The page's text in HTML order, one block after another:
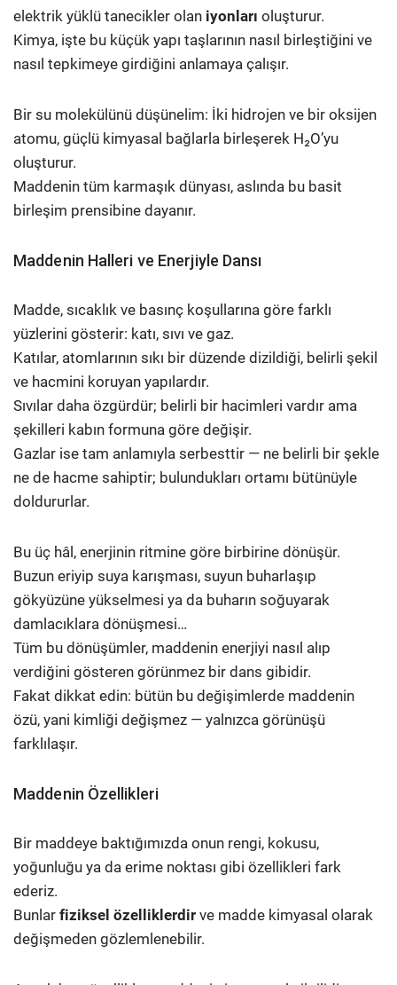
elektrik yüklü tanecikler olan iyonları oluşturur.
Kimya, işte bu küçük yapı taşlarının nasıl birleştiğini ve
nasıl tepkimeye girdiğini anlamaya çalışır.
Bir su molekülünü düşünelim: İki hidrojen ve bir oksijen
atomu, güçlü kimyasal bağlarla birleşerek H₂O’yu
oluşturur.
Maddenin tüm karmaşık dünyası, aslında bu basit
birleşim prensibine dayanır.
Maddenin Halleri ve Enerjiyle Dansı
Madde, sıcaklık ve basınç koşullarına göre farklı
yüzlerini gösterir: katı, sıvı ve gaz.
Katılar, atomlarının sıkı bir düzende dizildiği, belirli şekil
ve hacmini koruyan yapılardır.
Sıvılar daha özgürdür; belirli bir hacimleri vardır ama
şekilleri kabın formuna göre değişir.
Gazlar ise tam anlamıyla serbesttir — ne belirli bir şekle
ne de hacme sahiptir; bulundukları ortamı bütünüyle
doldururlar.
Bu üç hâl, enerjinin ritmine göre birbirine dönüşür.
Buzun eriyip suya karışması, suyun buharlaşıp
gökyüzüne yükselmesi ya da buharın soğuyarak
damlacıklara dönüşmesi…
Tüm bu dönüşümler, maddenin enerjiyi nasıl alıp
verdiğini gösteren görünmez bir dans gibidir.
Fakat dikkat edin: bütün bu değişimlerde maddenin
özü, yani kimliği değişmez — yalnızca görünüşü
farklılaşır.
Maddenin Özellikleri
Bir maddeye baktığımızda onun rengi, kokusu,
yoğunluğu ya da erime noktası gibi özellikleri fark
ederiz.
Bunlar fiziksel özelliklerdir ve madde kimyasal olarak
değişmeden gözlemlenebilir.